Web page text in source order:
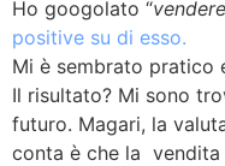
Ho googolato “
positive su di esso.
Mi è sembrato pratico
Il risultato? Mi sono
futuro. Magari, la
conta è che la vendita